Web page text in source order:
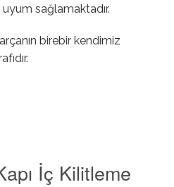
sağlamaktadır.
birebir kendimiz
/ Powershift ) hakkında
İç Kilitleme